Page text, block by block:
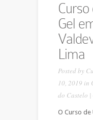
Gel
Lima
Posted by
10, 2019 in
do Castelo |
O Curso de